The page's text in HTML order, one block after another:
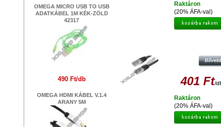
OMEGA MICRO USB TO USB
ADATKÁBEL 1M KÉK-ZÖLD
42317
490 Ft/db
OMEGA HDMI KÁBEL V.1.4
ARANY 5M
(20% ÁFA-val)
Raktáron
401 Ft/
(20% ÁFA-val)
Raktáron